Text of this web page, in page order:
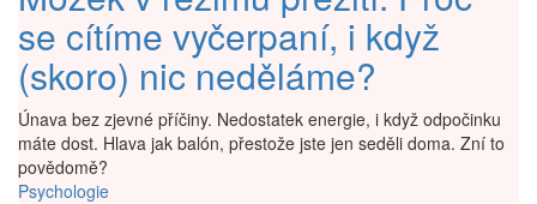
se cítíme vyčerpaní, i když
(skoro) nic neděláme?
Únava bez zjevné příčiny. Nedostatek energie, i když odpočinku
máte dost. Hlava jak balón, přestože jste jen seděli doma. Zní to
povědomě?
Psychologie